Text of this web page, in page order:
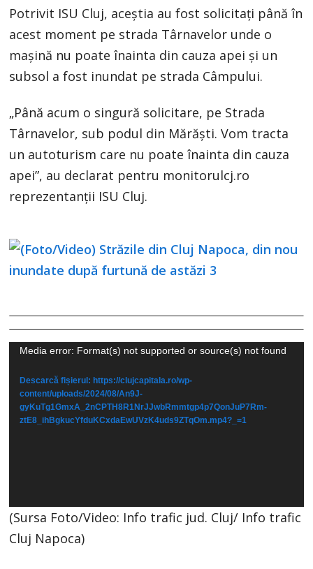
Potrivit ISU Cluj, aceștia au fost solicitați până în
acest moment pe strada Târnavelor unde o
mașină nu poate înainta din cauza apei și un
subsol a fost inundat pe strada Câmpului.
„Până acum o singură solicitare, pe Strada
Târnavelor, sub podul din Mărăști. Vom tracta
un autoturism care nu poate înainta din cauza
apei”, au declarat pentru monitorulcj.ro
reprezentanții ISU Cluj.
Player
Media error: Format(s) not supported or source(s) not found
Descarcă fișierul: https://clujcapitala.ro/wp-
content/uploads/2024/08/An9J-
gyKuTg1GmxA_2nCPTH8R1NrJJwbRmmtgp4p7QonJuP7Rm-
ztE8_ihBgkucYfduKCxdaEwUVzK4uds9ZTqOm.mp4?_=1
(Sursa Foto/Video: Info trafic jud. Cluj/ Info trafic
Cluj Napoca)